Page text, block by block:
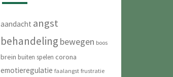
aandacht angst
behandeling bewegen boos
brein buiten spelen corona
emotieregulatie faalangst frustratie